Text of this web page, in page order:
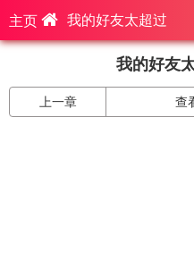
主页 我的好友太超过
我的好友
上一章 查